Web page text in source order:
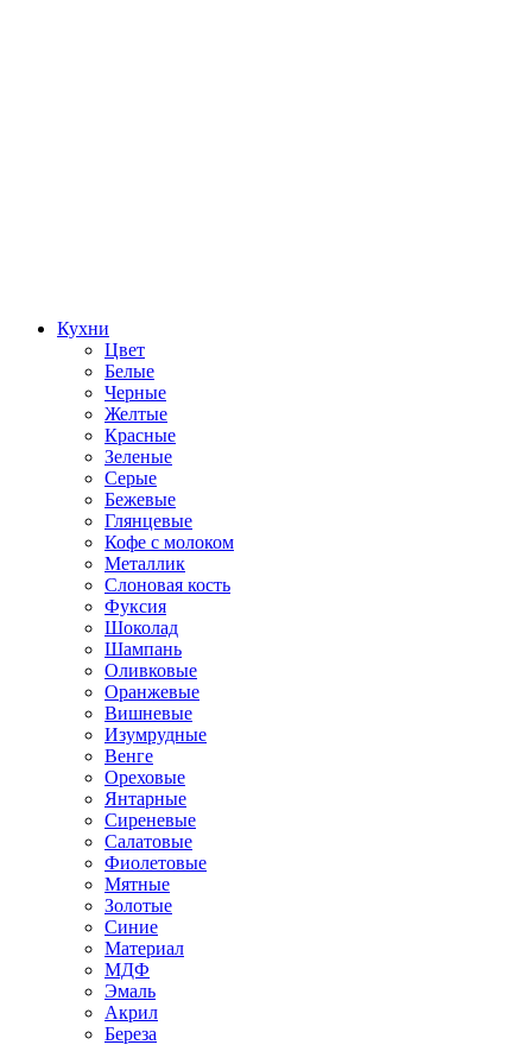
Кухни
Цвет
Белые
Черные
Желтые
Красные
Зеленые
Серые
Бежевые
Глянцевые
Кофе с молоком
Металлик
Слоновая кость
Фуксия
Шоколад
Шампань
Оливковые
Оранжевые
Вишневые
Изумрудные
Венге
Ореховые
Янтарные
Сиреневые
Салатовые
Фиолетовые
Мятные
Золотые
Синие
Материал
МДФ
Эмаль
Акрил
Береза